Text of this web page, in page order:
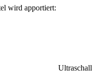
wird apportiert: